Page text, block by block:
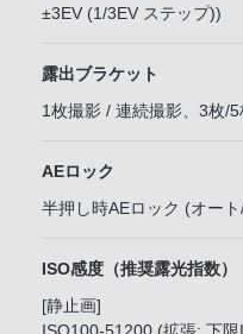
±3EV (1/3EV ステップ))
露出ブラケット
1枚撮影 / 連続撮影、3枚/
AEロック
半押し時AEロック (オー
ISO感度（推奨露光指数）
[静止画]